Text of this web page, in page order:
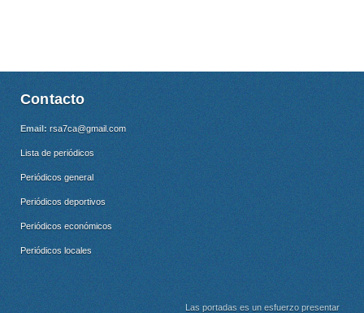
Contacto
Email: rsa7ca@gmail.com
Lista de periódicos
Periódicos general
Periódicos deportivos
Periódicos económicos
Periódicos locales
Las portadas es un esfuerzo presentar